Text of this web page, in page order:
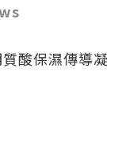
酸保濕傳導凝